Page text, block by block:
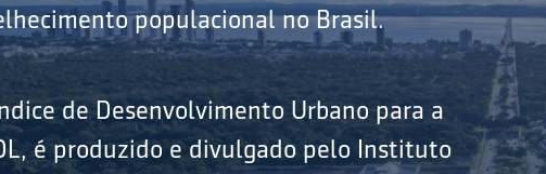
populacional no Brasil.
de Desenvolvimento Urbano para a
é produzido e divulgado pelo Instituto